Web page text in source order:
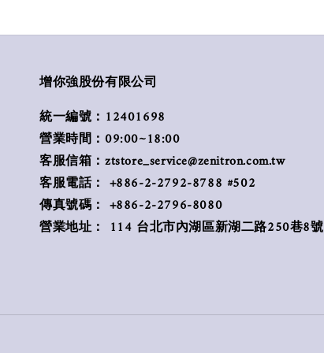
增你強股份有限公司
統一編號：12401698
營業時間：09:00~18:00
客服信箱：ztstore_service@zenitron.com.tw
客服電話： +886-2-2792-8788 #502
傳真號碼： +886-2-2796-8080
營業地址： 114 台北市內湖區新湖二路250巷8號